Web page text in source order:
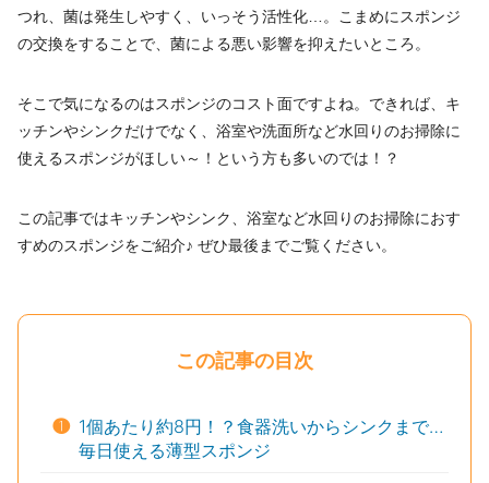
つれ、菌は発生しやすく、いっそう活性化…。こまめにスポンジ
の交換をすることで、菌による悪い影響を抑えたいところ。
そこで気になるのはスポンジのコスト面ですよね。できれば、キ
ッチンやシンクだけでなく、浴室や洗面所など水回りのお掃除に
使えるスポンジがほしい～！という方も多いのでは！？
この記事ではキッチンやシンク、浴室など水回りのお掃除におす
すめのスポンジをご紹介♪ ぜひ最後までご覧ください。
この記事の目次
❶ 1個あたり約8円！？食器洗いからシンクまで…
毎日使える薄型スポンジ